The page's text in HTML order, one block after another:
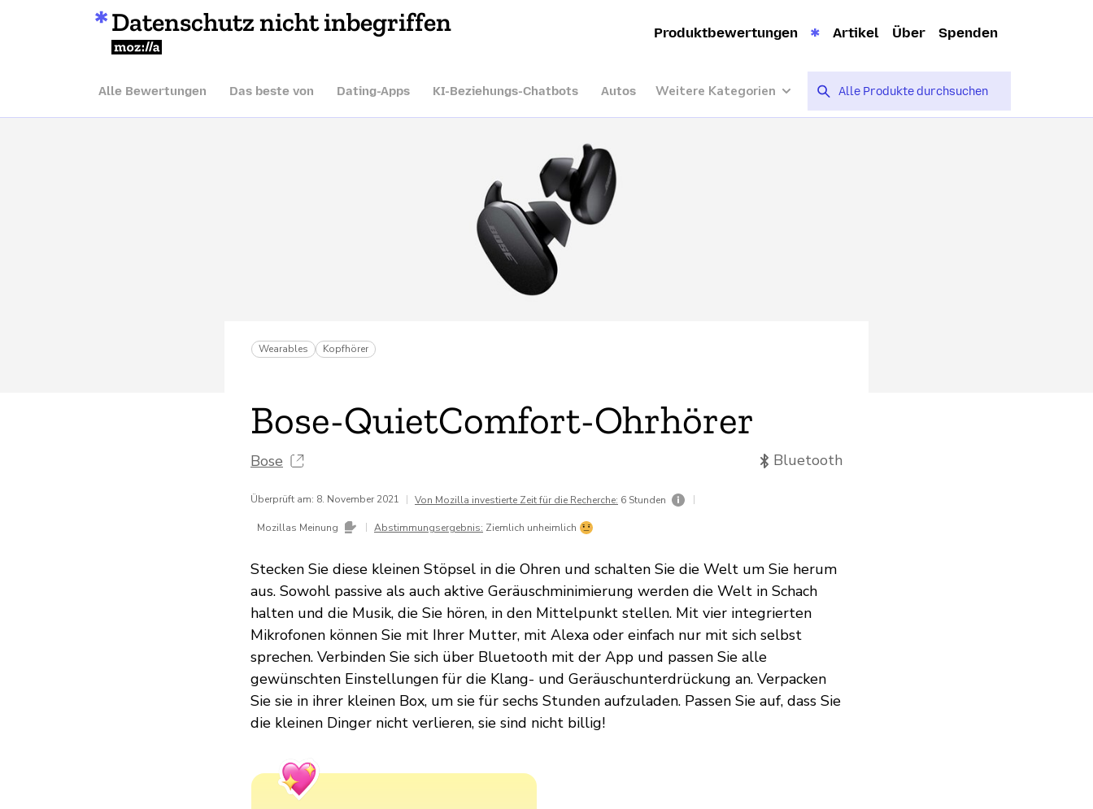
Datenschutz nicht inbegriffen
Mozilla
Produktbewertungen Artikel Über Spenden
Alle Bewertungen Das beste von Dating-Apps KI-Beziehungs-Chatbots Autos Weitere Kategorien
Wearables Kopfhörer
Bose-QuietComfort-Ohrhörer
Bose Bluetooth
Überprüft am: 8. November 2021 | Von Mozilla investierte Zeit für die Recherche: 6 Stunden |
Mozillas Meinung | Abstimmungsergebnis: Ziemlich unheimlich
Stecken Sie diese kleinen Stöpsel in die Ohren und schalten Sie die Welt um Sie herum
aus. Sowohl passive als auch aktive Geräuschminimierung werden die Welt in Schach
halten und die Musik, die Sie hören, in den Mittelpunkt stellen. Mit vier integrierten
Mikrofonen können Sie mit Ihrer Mutter, mit Alexa oder einfach nur mit sich selbst
sprechen. Verbinden Sie sich über Bluetooth mit der App und passen Sie alle
gewünschten Einstellungen für die Klang- und Geräuschunterdrückung an. Verpacken
Sie sie in ihrer kleinen Box, um sie für sechs Stunden aufzuladen. Passen Sie auf, dass Sie
die kleinen Dinger nicht verlieren, sie sind nicht billig!